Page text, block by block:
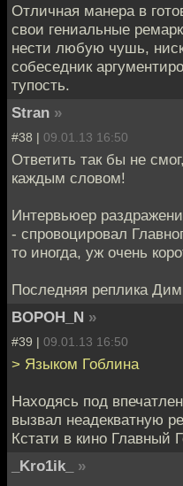
Отличная манера в
свои гениальные
нести любую чушь,
собеседник
тупость.
Stran »
#38 | 09.01.13 16:50
Ответить так бы не
каждым словом!
Интервьюер
- спровоцировал
то иногда, уж очень
Последняя реплика
BOPOH_N »
#39 | 09.01.13 16:50
> Языком Гоблина
Находясь под
вызвал неадекватную
Кстати в кино
_Kro1ik_
»